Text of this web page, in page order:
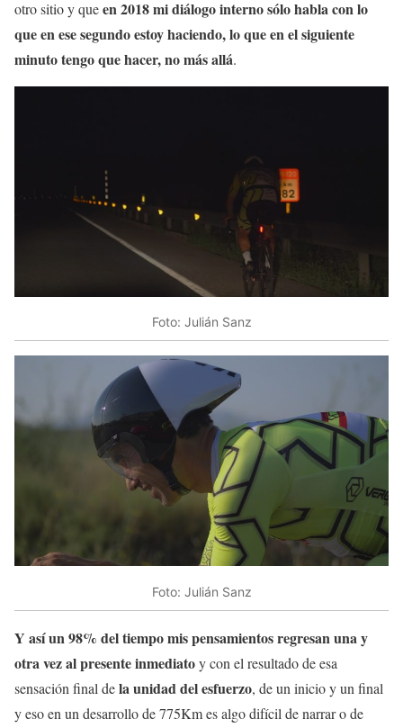
otro sitio y queen 2018 mi diálogo interno sólo habla con lo
que en ese segundo estoy haciendo, lo que en el siguiente
minuto tengo que hacer, no más allá.
Foto: Julián Sanz
Foto: Julián Sanz
Y así un 98% del tiempo mis pensamientos regresan una y
otra vez al presente inmediatoy con el resultado de esa
sensación final dela unidad del esfuerzo, de un inicio y un final
y eso en un desarrollo de 775Km es algo difícil de narrar o de